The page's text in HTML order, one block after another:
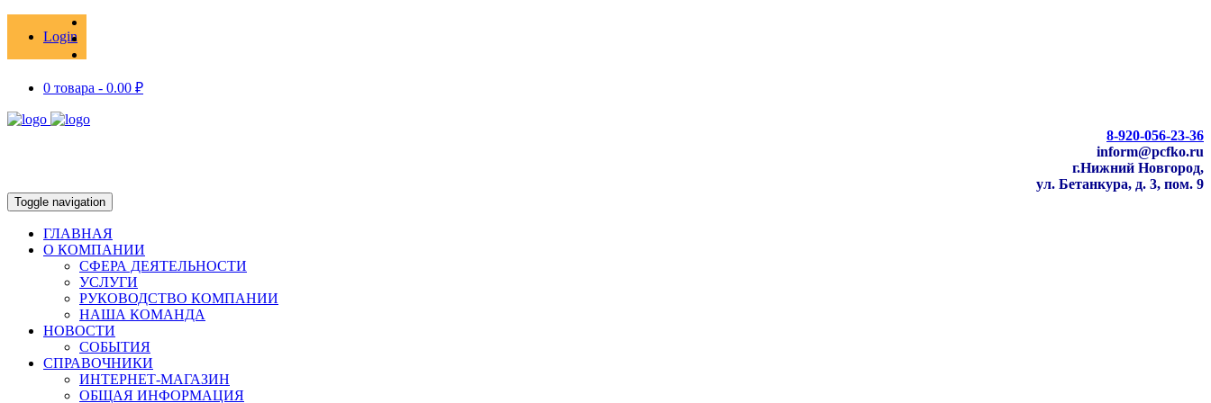
Login
0 товара - 0.00 ₽
8-920-056-23-36
inform@pcfko.ru
г.Нижний Новгород,
ул. Бетанкура, д. 3, пом. 9
Toggle navigation
ГЛАВНАЯ
О КОМПАНИИ
СФЕРА ДЕЯТЕЛЬНОСТИ
УСЛУГИ
РУКОВОДСТВО КОМПАНИИ
НАША КОМАНДА
НОВОСТИ
СОБЫТИЯ
СПРАВОЧНИКИ
ИНТЕРНЕТ-МАГАЗИН
ОБЩАЯ ИНФОРМАЦИЯ